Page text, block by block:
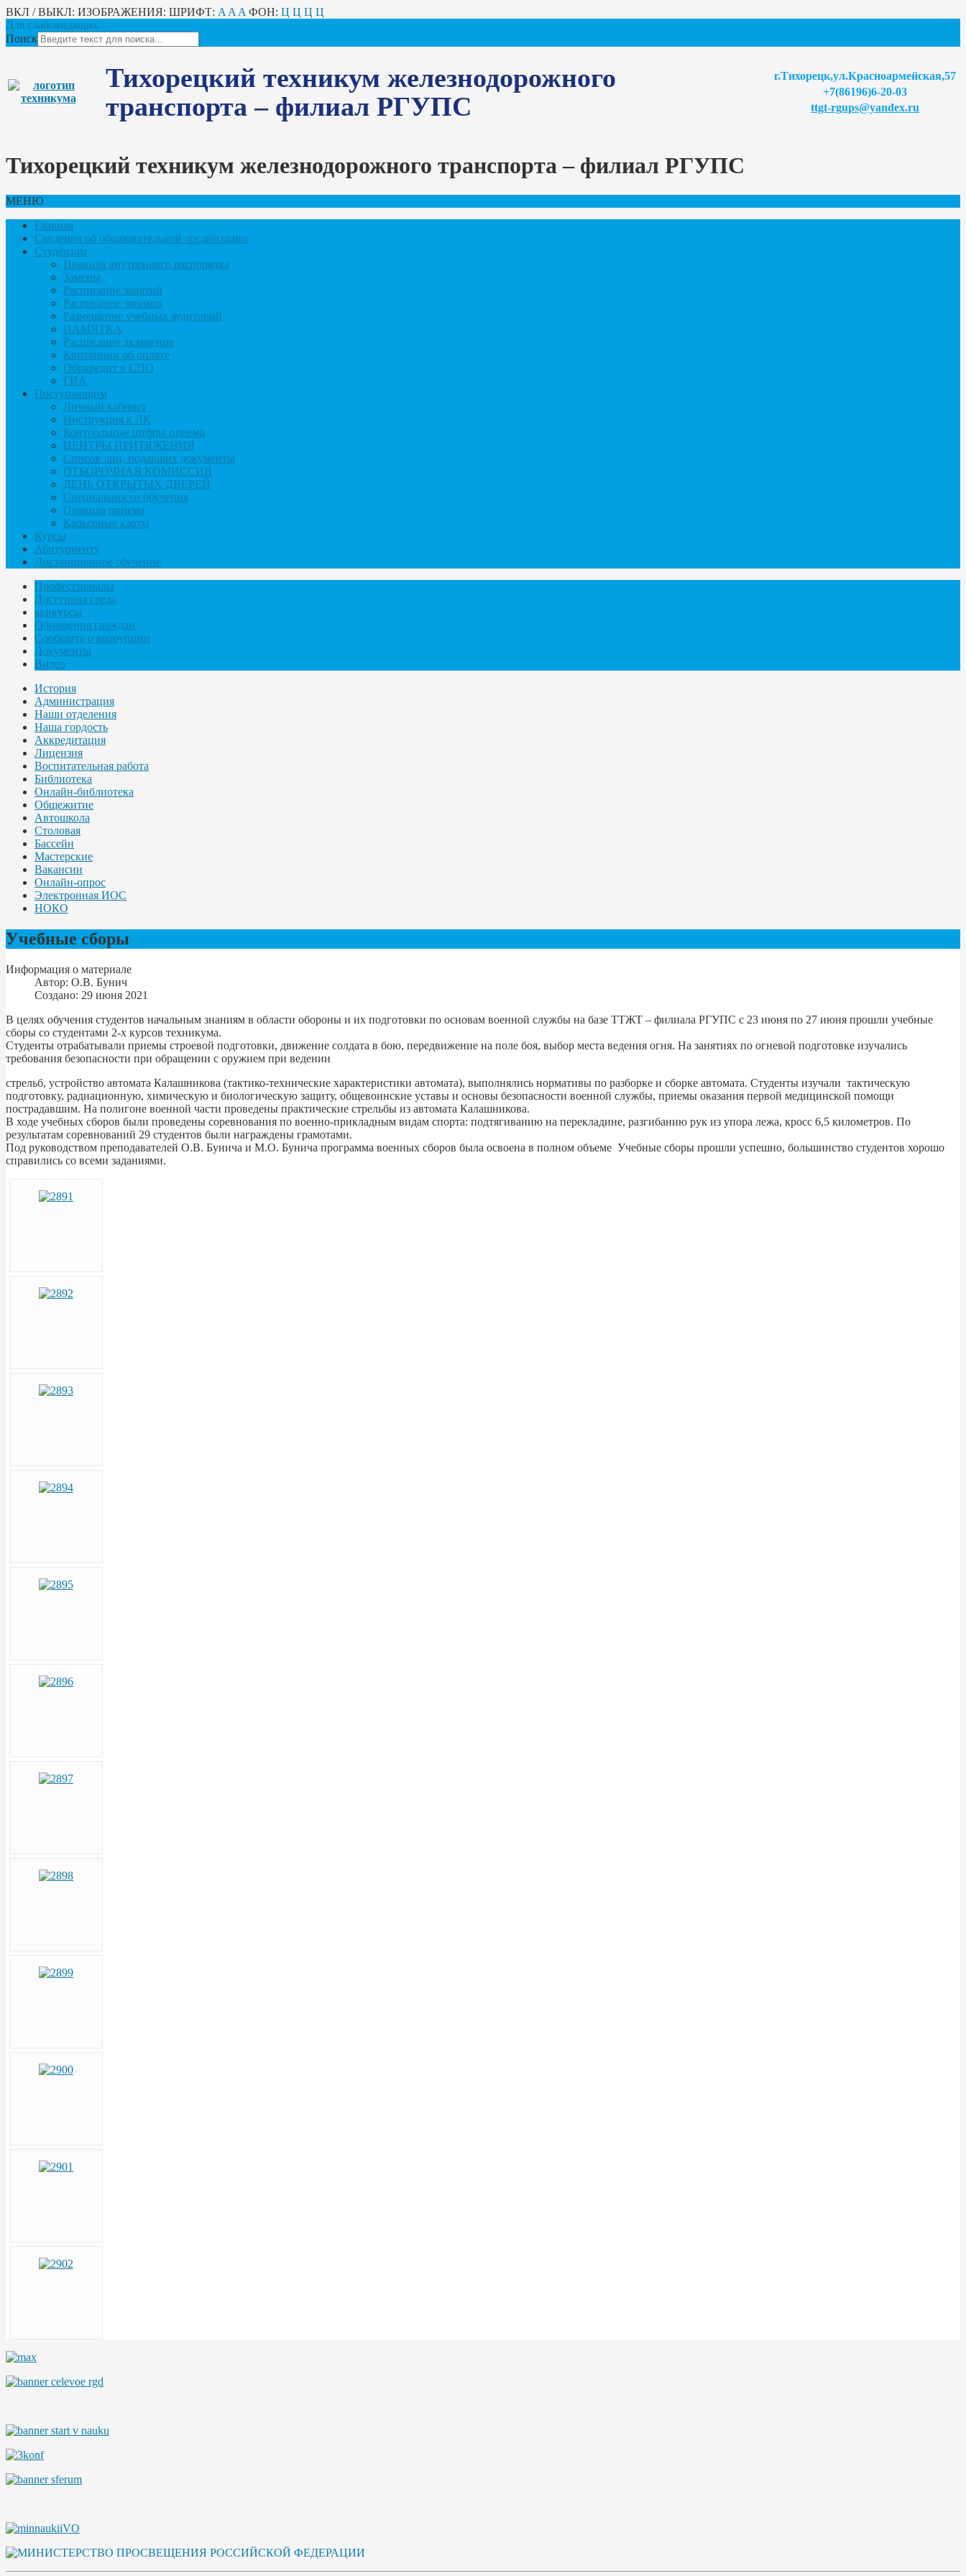
ВКЛ / ВЫКЛ: ИЗОБРАЖЕНИЯ: ШРИФТ: A A A ФОН: Ц Ц Ц Ц
Для слабовидящих
Поиск
Тихорецкий техникум железнодорожного
транспорта – филиал РГУПС
г.Тихорецк,ул.Красноармейская,57
+7(86196)6-20-03
ttgt-rgups@yandex.ru
Тихорецкий техникум железнодорожного транспорта – филиал РГУПС
МЕНЮ
Главная
Сведения об образовательной организации
Студентам
Правила внутреннего распорядка
Замены
Расписание занятий
Расписание звонков
Размещение учебных аудиторий
ПАМЯТКА
Расписание экзаменов
Квитанции об оплате
Обркредит в СПО
ГИА
Поступающим
Личный кабинет
Инструкция к ЛК
Контрольные цифры приема
ЦЕНТРЫ ПРИТЯЖЕНИЯ
Список лиц, подавших документы
ОТБОРОЧНАЯ КОМИССИЯ
ДЕНЬ ОТКРЫТЫХ ДВЕРЕЙ
Специальности обучения
Правила приема
Карьерные карты
Курсы
Абитуриенту
Дистанционное обучение
Профессионалы
Доступная среда
конкурсы
Обращения граждан
Сообщить о коррупции
Документы
Видео
История
Администрация
Наши отделения
Наша гордость
Аккредитация
Лицензия
Воспитательная работа
Библиотека
Онлайн-библиотека
Общежитие
Автошкола
Столовая
Бассейн
Мастерские
Вакансии
Онлайн-опрос
Электронная ИОС
НОКО
Учебные сборы
Информация о материале
Автор: О.В. Бунич
Создано: 29 июня 2021
В целях обучения студентов начальным знаниям в области обороны и их подготовки по основам военной службы на базе ТТЖТ – филиала РГУПС с 23 июня по 27 июня прошли учебные
сборы со студентами 2-х курсов техникума.
Студенты отрабатывали приемы строевой подготовки, движение солдата в бою, передвижение на поле боя, выбор места ведения огня. На занятиях по огневой подготовке изучались
требования безопасности при обращении с оружием при ведении
стрельб, устройство автомата Калашникова (тактико-технические характеристики автомата), выполнялись нормативы по разборке и сборке автомата. Студенты изучали тактическую
подготовку, радиационную, химическую и биологическую защиту, общевоинские уставы и основы безопасности военной службы, приемы оказания первой медицинской помощи
пострадавшим. На полигоне военной части проведены практические стрельбы из автомата Калашникова.
В ходе учебных сборов были проведены соревнования по военно-прикладным видам спорта: подтягиванию на перекладине, разгибанию рук из упора лежа, кросс 6,5 километров. По
результатам соревнований 29 студентов были награждены грамотами.
Под руководством преподавателей О.В. Бунича и М.О. Бунича программа военных сборов была освоена в полном объеме Учебные сборы прошли успешно, большинство студентов хорошо
справились со всеми заданиями.